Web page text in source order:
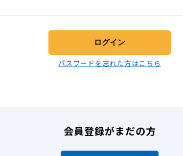
ログイン
パスワードを忘れた方はこちら
会員登録がまだの方